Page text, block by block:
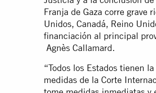
Franja de Gaza corre grave
Unidos, Canadá, Reino
financiación al principal
Agnès Callamard.
“Todos los Estados tienen
medidas de la Corte